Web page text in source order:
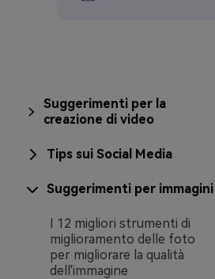
Suggerimenti per la
creazione di video
Tips sui Social Media
Suggerimenti per immagini
I 12 migliori strumenti di
miglioramento delle foto
per migliorare la qualità
dell'immagine